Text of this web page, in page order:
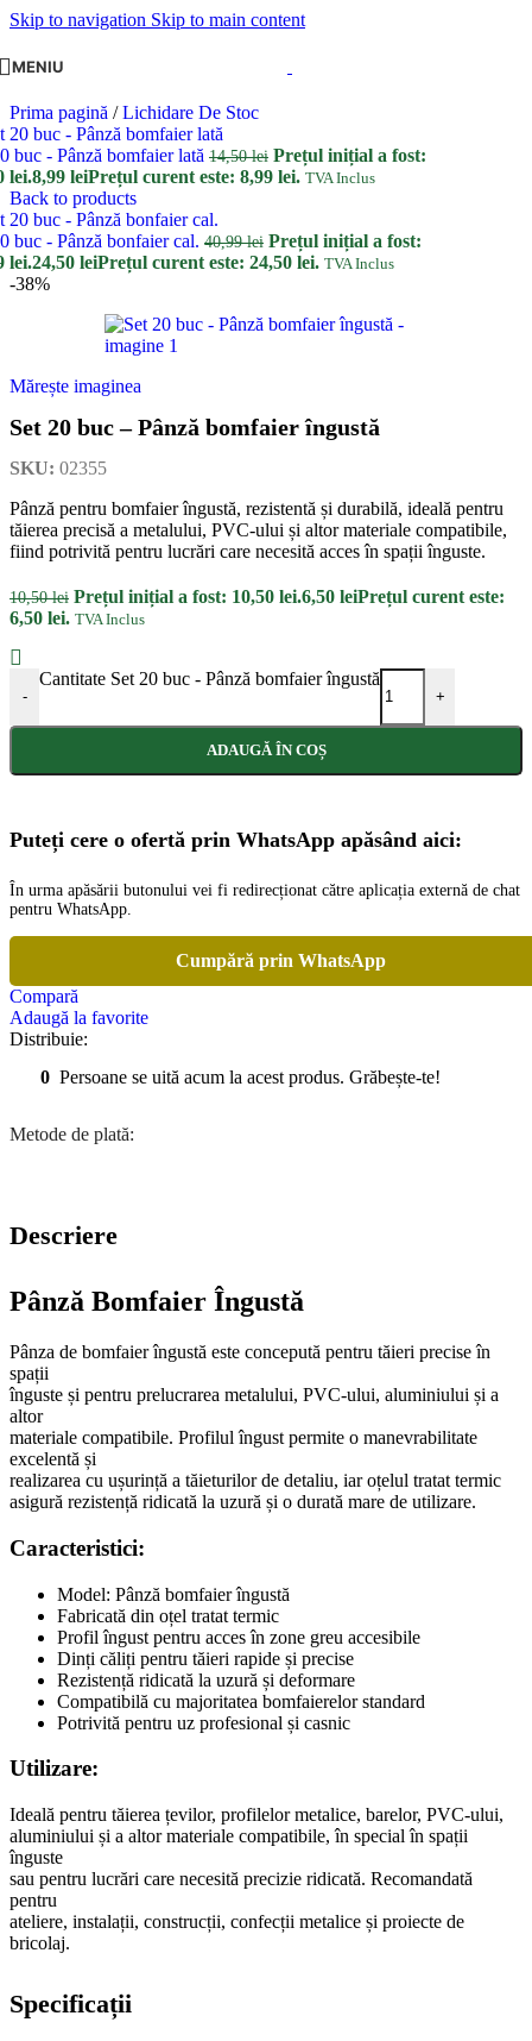
Skip to navigation Skip to main content
MENIU
Prima pagină / Lichidare De Stoc
buc - Pânză bomfaier lată 14,50lei Prețul inițial a fost:
lei.8,99 leiPrețul curent este: 8,99 lei. TVA Inclus
Back to products
buc - Pânză bonfaier cal. 40,99lei Prețul inițial a fost:
lei.24,50 leiPrețul curent este: 24,50 lei. TVA Inclus
-38%
Mărește imaginea
Set 20 buc – Pânză bomfaier îngustă
SKU: 02355
Pânză pentru bomfaier îngustă, rezistentă și durabilă, ideală pentru
tăierea precisă a metalului, PVC-ului și altor materiale compatibile,
fiind potrivită pentru lucrări care necesită acces în spații înguste.
10,50lei Prețul inițial a fost: 10,50 lei.6,50 leiPrețul curent este:
6,50 lei. TVA Inclus
-
Cantitate Set 20 buc - Pânză bomfaier îngustă
+
ADAUGĂ ÎN COȘ
Puteți cere o ofertă prin WhatsApp apăsând aici:
În urma apăsării butonului vei fi redirecționat către aplicația externă de chat
pentru WhatsApp.
Cumpără prin WhatsApp
Compară
Adaugă la favorite
Distribuie:
0 Persoane se uită acum la acest produs. Grăbește-te!
Metode de plată:
Descriere
Pânză Bomfaier Îngustă
Pânza de bomfaier îngustă este concepută pentru tăieri precise în
spații
înguste și pentru prelucrarea metalului, PVC-ului, aluminiului și a
altor
materiale compatibile. Profilul îngust permite o manevrabilitate
excelentă și
realizarea cu ușurință a tăieturilor de detaliu, iar oțelul tratat termic
asigură rezistență ridicată la uzură și o durată mare de utilizare.
Caracteristici:
Model: Pânză bomfaier îngustă
Fabricată din oțel tratat termic
Profil îngust pentru acces în zone greu accesibile
Dinți căliți pentru tăieri rapide și precise
Rezistență ridicată la uzură și deformare
Compatibilă cu majoritatea bomfaierelor standard
Potrivită pentru uz profesional și casnic
Utilizare:
Ideală pentru tăierea țevilor, profilelor metalice, barelor, PVC-ului,
aluminiului și a altor materiale compatibile, în special în spații
înguste
sau pentru lucrări care necesită precizie ridicată. Recomandată
pentru
ateliere, instalații, construcții, confecții metalice și proiecte de
bricolaj.
Specificații